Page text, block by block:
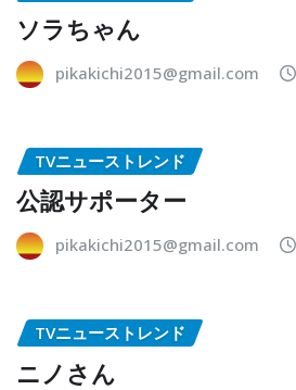
ソラちゃん
pikakichi2015@gmail.com
TVニューストレンド
公認サポーター
pikakichi2015@gmail.com
TVニューストレンド
ニノさん